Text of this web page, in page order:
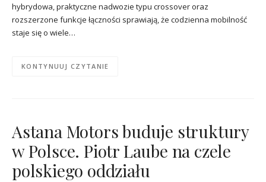
hybrydowa, praktyczne nadwozie typu crossover oraz
rozszerzone funkcje łączności sprawiają, że codzienna mobilność
staje się o wiele…
KONTYNUUJ CZYTANIE
Astana Motors buduje struktury
w Polsce. Piotr Laube na czele
polskiego oddziału